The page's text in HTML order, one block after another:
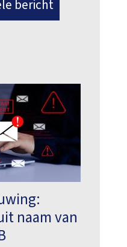
bericht
naam van